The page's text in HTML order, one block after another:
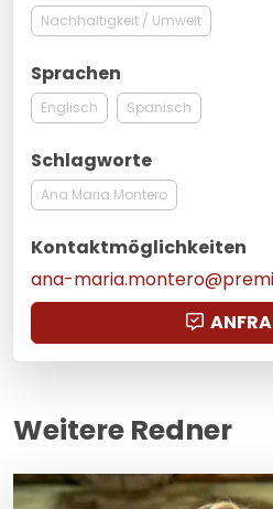
Nachhaltigkeit / Umwelt
Sprachen
Englisch Spanisch
Schlagworte
Ana Maria Montero
Kontaktmöglichkeiten
ana-
Weitere Redner